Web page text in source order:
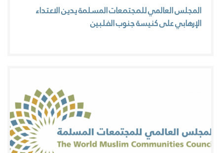
المجلس العالمي للمجتمعات المسلمة يدين الاعتداء
الإرهابي على كنيسة جنوب الفلبين